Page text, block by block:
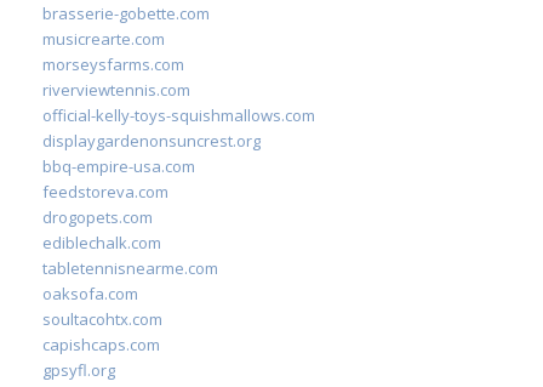
brasserie-gobette.com
musicrearte.com
morseysfarms.com
riverviewtennis.com
official-kelly-toys-squishmallows.com
displaygardenonsuncrest.org
bbq-empire-usa.com
feedstoreva.com
drogopets.com
ediblechalk.com
tabletennisnearme.com
oaksofa.com
soultacohtx.com
capishcaps.com
gpsyfl.org